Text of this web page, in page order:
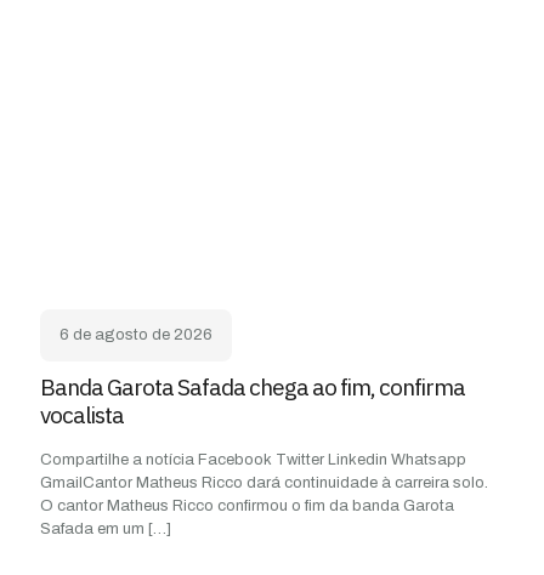
6 de agosto de 2026
Banda Garota Safada chega ao fim, confirma
vocalista
Compartilhe a notícia Facebook Twitter Linkedin Whatsapp
GmailCantor Matheus Ricco dará continuidade à carreira solo.
O cantor Matheus Ricco confirmou o fim da banda Garota
Safada em um […]